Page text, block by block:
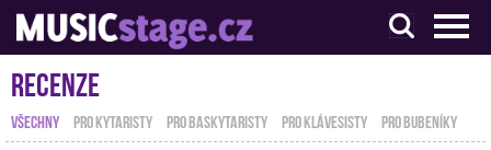
S muzikanty pro muzikanty
Recenze
VŠECHNY PRO KYTARISTY PRO BASKYTARISTY PRO KLÁVESISTY PRO BUBENÍKY